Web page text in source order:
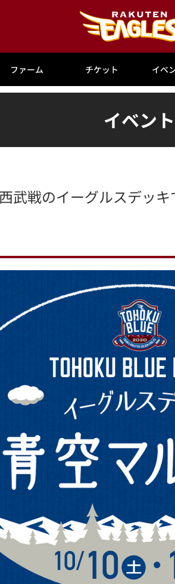
ファーム チケット イベ
イベント
武戦のイーグルスデッ